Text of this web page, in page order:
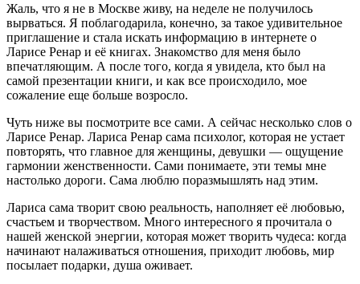
Жаль, что я не в Москве живу, на неделе не получилось
вырваться. Я поблагодарила, конечно, за такое удивительное
приглашение и стала искать информацию в интернете о
Ларисе Ренар и её книгах. Знакомство для меня было
впечатляющим. А после того, когда я увидела, кто был на
самой презентации книги, и как все происходило, мое
сожаление еще больше возросло.
Чуть ниже вы посмотрите все сами. А сейчас несколько слов о
Ларисе Ренар. Лариса Ренар сама психолог, которая не устает
повторять, что главное для женщины, девушки — ощущение
гармонии женственности. Сами понимаете, эти темы мне
настолько дороги. Сама люблю поразмышлять над этим.
Лариса сама творит свою реальность, наполняет её любовью,
счастьем и творчеством. Много интересного я прочитала о
нашей женской энергии, которая может творить чудеса: когда
начинают налаживаться отношения, приходит любовь, мир
посылает подарки, душа оживает.